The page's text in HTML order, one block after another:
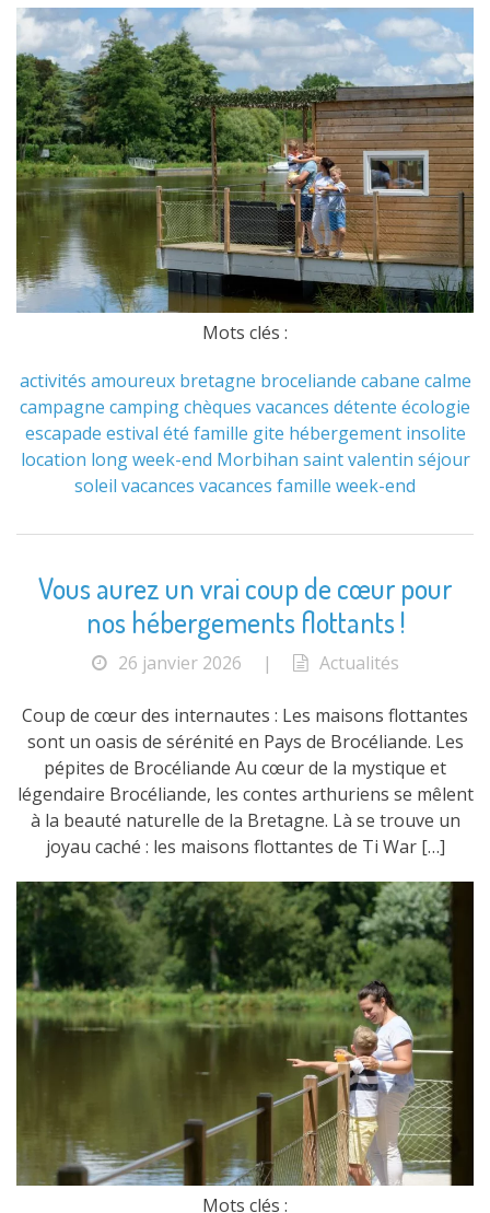
Mots clés :
activités amoureux bretagne broceliande cabane calme
campagne campingchèques vacances détente écologie
escapade estival été famille gite hébergement insolite
location long week-end Morbihan saint valentin séjour
soleil vacances vacances famille week-end
Vous aurez un vrai coup de cœur pour
nos hébergements flottants !
26 janvier 2026 | Actualités
Coup de cœur des internautes : Les maisons flottantes
sont un oasis de sérénité en Pays de Brocéliande. Les
pépites de Brocéliande Au cœur de la mystique et
légendaire Brocéliande, les contes arthuriens se mêlent
à la beauté naturelle de la Bretagne. Là se trouve un
joyau caché : les maisons flottantes de Ti War […]
Mots clés :